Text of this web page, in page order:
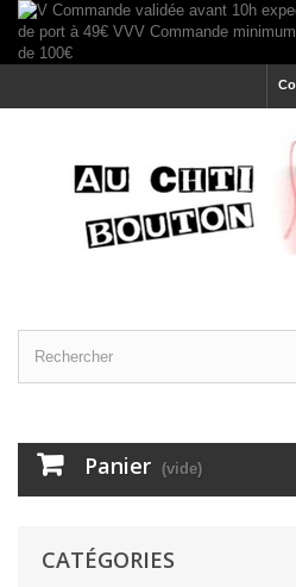
Panier (vide)
CATÉGORIES